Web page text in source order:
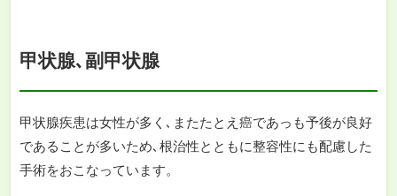
甲状腺､副甲状腺
甲状腺疾患は女性が多く､またたとえ癌であっも予後が良好
であることが多いため､根治性とともに整容性にも配慮した
手術をおこなっています。